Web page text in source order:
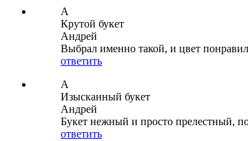
А
Крутой букет
Андрей
Выбрал именно такой, и цвет
ответить
А
Изысканный букет
Андрей
Букет нежный и просто прелестный,
ответить